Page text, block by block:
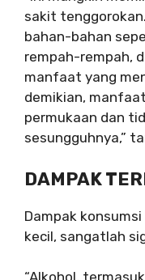
sakit
bahan-bahan
rempah-rempah,
manfaat yang
demikian,
permukaan dan
sesungguhnya,”
DAMPAK
Dampak
kecil, sangatlah
“Alkohol,